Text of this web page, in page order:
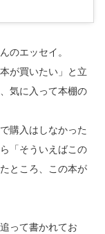
のエッセイ。
が買いたい」と立
気に入って本棚の
購入はしなかった
「そういえばこの
ところ、この本が
って書かれてお